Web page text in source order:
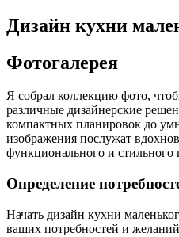
Дизайн кухни
Фотогалерея
Я собрал коллекцию фото,
различные дизайнерские
компактных планировок до
изображения послужат
функционального и стильного
Определение
Начать дизайн кухни
ваших потребностей и